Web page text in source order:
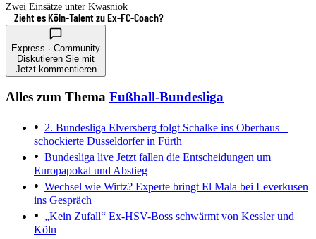
Zwei Einsätze unter Kwasniok
Zieht es Köln-Talent zu Ex-FC-Coach?
Express · Community
Diskutieren Sie mit
Jetzt kommentieren
Alles zum Thema Fußball-Bundesliga
2. Bundesliga Elversberg folgt Schalke ins Oberhaus –
schockierte Düsseldorfer in Fürth
Bundesliga live Jetzt fallen die Entscheidungen um
Europapokal und Abstieg
Wechsel wie Wirtz? Experte bringt El Mala bei Leverkusen
ins Gespräch
„Kein Zufall“ Ex-HSV-Boss schwärmt von Kessler und
Köln